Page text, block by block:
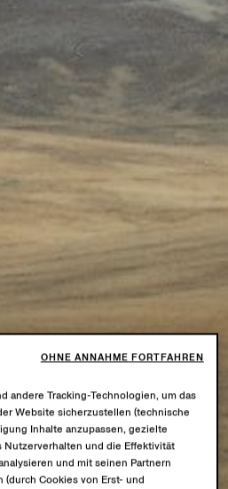
andere Tracking-Technologien, um das
Website sicherzustellen (technische
Inhalte anzupassen, gezielte
Nutzerverhalten und die Effektivität
und mit seinen Partnern
Cookies von Erst- und
OHNE ANNAHME FORTFAHREN